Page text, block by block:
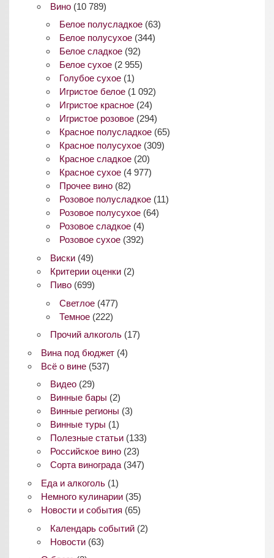
Вино(10 789)
Белое полусладкое (63)
Белое полусухое (344)
Белое сладкое (92)
Белое сухое (2 955)
Голубое сухое (1)
Игристое белое (1 092)
Игристое красное (24)
Игристое розовое (294)
Красное полусладкое (65)
Красное полусухое (309)
Красное сладкое (20)
Красное сухое (4 977)
Прочее вино (82)
Розовое полусладкое (11)
Розовое полусухое (64)
Розовое сладкое (4)
Розовое сухое (392)
Виски(49)
Критерии оценки(2)
Пиво(699)
Светлое (477)
Темное (222)
Прочий алкоголь(17)
Вина под бюджет(4)
Всё о вине(537)
Видео(29)
Винные бары (2)
Винные регионы (3)
Винные туры (1)
Полезные статьи(133)
Российское вино(23)
Сорта винограда(347)
Еда и алкоголь(1)
Немного кулинарии(35)
Новости и события (65)
Календарь событий(2)
Новости(63)